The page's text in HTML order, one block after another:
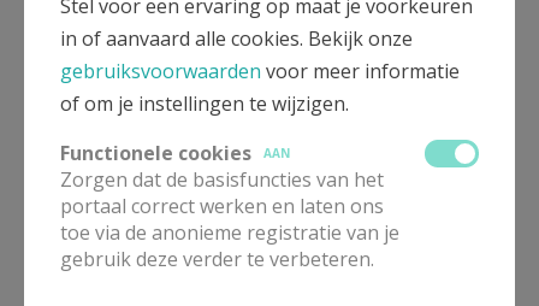
Eksaarde, de baron François Lanchals (16 jaar) en
zijn echtgenote (17 jaar) Victoire Allemanni. Ze (in
feite was het wellicht de vader van Victoire, nl.
Donato Allemanni die ook de stiefvader was van de
baron) lieten hun alliantieschild aanbrengen boven
het hoofdaltaar in het hoogkoor.
Stel voor een ervaring op maat je voorkeuren
in of aanvaard alle cookies. Bekijk onze
gebruiksvoorwaarden voor meer informatie
of om je instellingen te wijzigen.
Functionele cookies
AAN
Zorgen dat de basisfuncties van het
portaal correct werken en laten ons
toe via de anonieme registratie van je
gebruik deze verder te verbeteren.